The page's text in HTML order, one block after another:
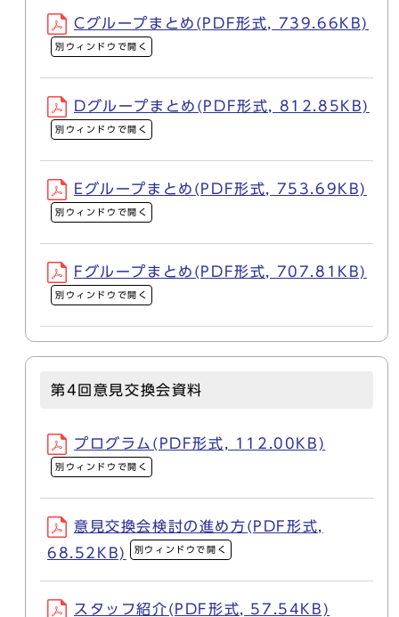
Cグループまとめ(PDF形式, 739.66KB)
別ウィンドウで開く
Dグループまとめ(PDF形式, 812.85KB)
別ウィンドウで開く
Eグループまとめ(PDF形式, 753.69KB)
別ウィンドウで開く
Fグループまとめ(PDF形式, 707.81KB)
別ウィンドウで開く
第4回意見交換会資料
プログラム(PDF形式, 112.00KB)
別ウィンドウで開く
意見交換会検討の進め方(PDF形式,
68.52KB)
別ウィンドウで開く
スタッフ紹介(PDF形式, 57.54KB)